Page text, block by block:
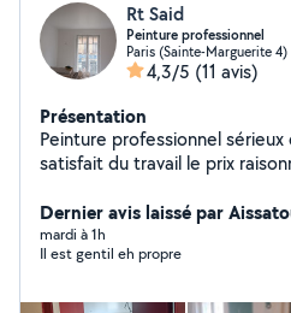
Rt Said
Peinture professionnel
Paris (Sainte-Marguerite 4)
4,3/5 (11 avis)
Présentation
Peinture professionnel
satisfait du travail le prix
Dernier avis laissé par
mardi à 1h
Il est gentil eh propre